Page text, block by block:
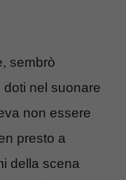
sembrò
doti nel suonare
non essere
presto a
della scena